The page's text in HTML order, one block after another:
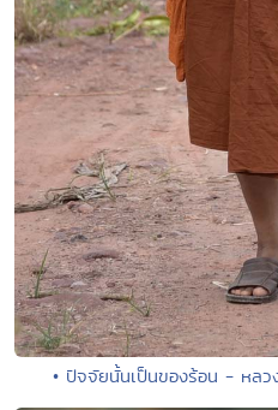
• ปัจจัยนั้นเป็นของร้อน - หลว